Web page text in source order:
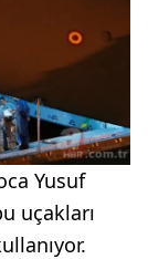
Yusuf
uçakları